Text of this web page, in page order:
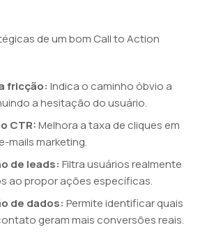
de um bom Call to Action
fricção: Indica o caminho óbvio a
a hesitação do usuário.
CTR:Melhora a taxa de cliques em
mails marketing.
de leads: Filtra usuários realmente
ao propor ações específicas.
de dados: Permite identificar quais
geram mais conversões reais.